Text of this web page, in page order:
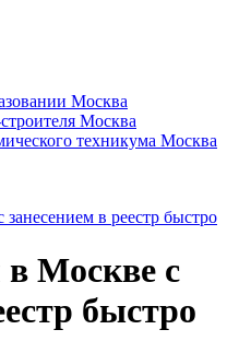
Москва
Москва
техникума Москва
в реестр быстро
Москве с
быстро